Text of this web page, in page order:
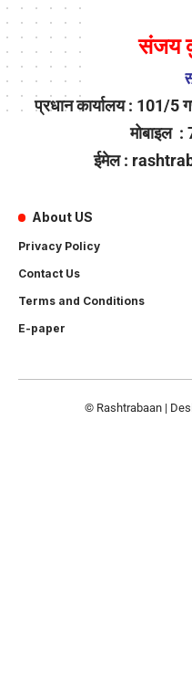
संजय
प्रधान कार्यालय : 101/5
मोबाइल
ईमेल :
About US
Privacy Policy
Contact Us
Terms and Conditions
E-paper
© Rashtrabaan |